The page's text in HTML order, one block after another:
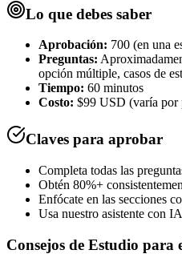
Lo que debes saber
Aprobación: 700 (en una
Preguntas:
opción múltiple, casos de
Tiempo: 60 minutos
Costo: $99 USD (varía por
Claves para aprobar
Completa todas las
Obtén 80%+
Enfócate en las secciones
Usa nuestro asistente con
Consejos de Estudio para